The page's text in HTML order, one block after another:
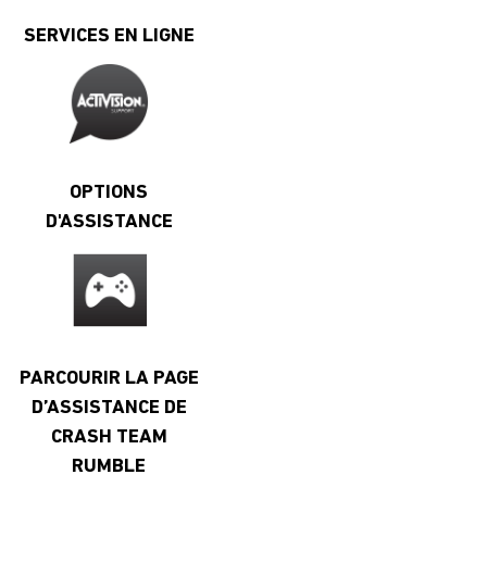
SERVICES EN LIGNE
OPTIONS
D'ASSISTANCE
PARCOURIR LA PAGE
D’ASSISTANCE DE
CRASH TEAM
RUMBLE